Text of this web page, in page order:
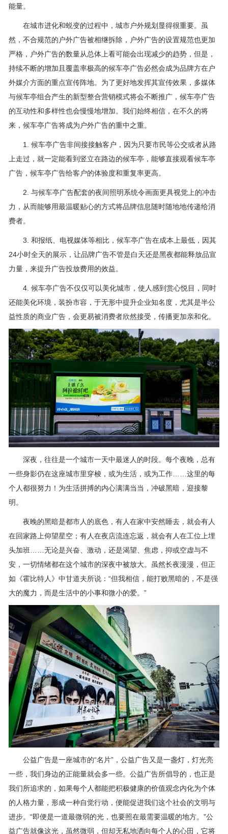
能量。
在城市进化和蜕变的过程中，城市户外规划显得很重要。虽
然，不合规范的户外广告被相继拆除，户外广告的设置规范也更加
严格，户外广告的数量从总体上看可能会出现减少的趋势，但是，
持续不断的增加且覆盖率极高的候车亭广告必然会成为品牌方在户
外媒介方面的重点宣传阵地。为了更好地发挥其宣传效果，多媒体
与候车亭组合产生的新型整合营销模式将会不断推广，候车亭广告
的互动性和多样性也会慢慢地增加。我们始终相信，在不久的将
来，候车亭广告将成为户外广告的重中之重。
1. 候车亭广告非间接接触客户，因为只要市民等公交或者从路
上走过，就一定能看到竖立在路边的候车亭，能够直接观看候车亭
广告，候车亭广告给客户的体验度和重复率更高。
2. 与候车亭广告配套的夜间照明系统令画面更具视觉上的冲击
力，从而能够用最温暖贴心的方式将品牌信息随时随地地传递给消
费者。
3. 和报纸、电视媒体等相比，候车亭广告在成本上最低，因其
24小时全天的展示，让品牌广告不管是白天还是黑夜都能释放品宣
力量，来提升广告投放费用的效益。
4. 候车亭广告不仅仅可以美化城市，使人感到赏心悦目，同时
还能美化环境，装扮市容，于无形中提升企业知名度，尤其是半公
益性质的商业广告，会更易被消费者欣然接受，传播更加亲和化。
深夜，往往是一个城市一天中最迷人的时段。每个夜晚，总有
一些身影仍在这座城市里穿梭，或为生活，或为工作……这里的每
个人都很努力！为生活拼搏的内心满满当当，冲破黑暗，迎接黎
明。
夜晚的黑暗是都市人的底色，有人在家中安然睡去，就会有人
在回家路上仰望星空；有人在夜店流连忘返，就会有人在工位上埋
头加班……无论是兴奋、激动，还是渴望、焦虑，抑或空虚与不
安，一切情绪都在这个城市的深夜中被放大。虽然长夜漫漫，但正
如《霍比特人》中甘道夫所说：“但我相信，能打败黑暗的，不是强
大的魔力，而是生活中的小事和微小的爱。”
公益广告是一座城市的“名片”，公益广告又是一盏灯，灯光亮
一些，我们身边的正能量就会多一些。公益广告所倡导的，也正是
我们所追求的，如果每个人都能把积极健康的价值观念内化为个体
的人格力量，形成一种自觉行动，便能促进我们这个社会的文明与
进步。“即便是一道最微弱的光，也要照在最需要温暖的地方。”公
益广告就像这光，虽然微弱，但却无私地洒向每个人的心田，它将